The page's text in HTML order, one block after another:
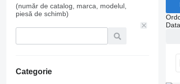
(număr de catalog, marca, modelul,
piesă de schimb)
Categorie